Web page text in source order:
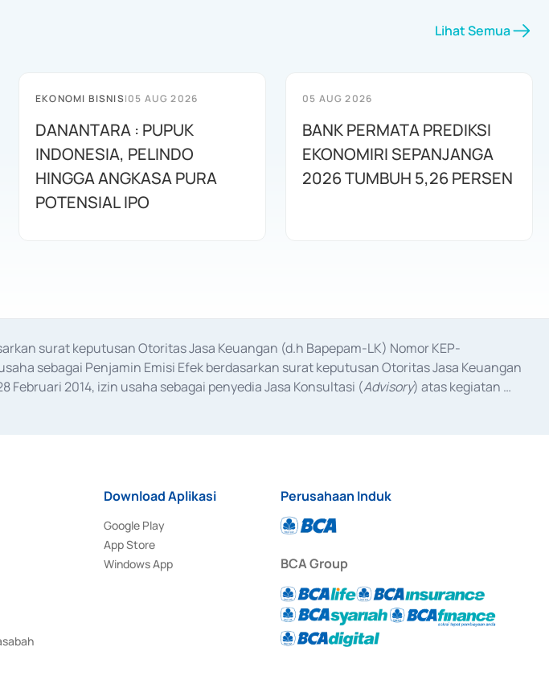
Lihat Semua
EKONOMI BISNIS|05 AUG 2026
DANANTARA : PUPUK
INDONESIA, PELINDO
HINGGA ANGKASA PURA
POTENSIAL IPO
05 AUG 2026
BANK PERMATA PREDIKSI
EKONOMIRI SEPANJANGA
2026 TUMBUH 5,26 PERSEN
surat keputusan Otoritas Jasa Keuangan (d.h Bapepam-LK) Nomor KEP-
sebagai Penjamin Emisi Efek berdasarkan surat keputusan Otoritas Jasa Keuangan
Februari 2014, izin usaha sebagai penyedia Jasa Konsultasi (Advisory) atas kegiatan
Download Aplikasi
Google Play
App Store
Windows App
Perusahaan Induk
BCA Group